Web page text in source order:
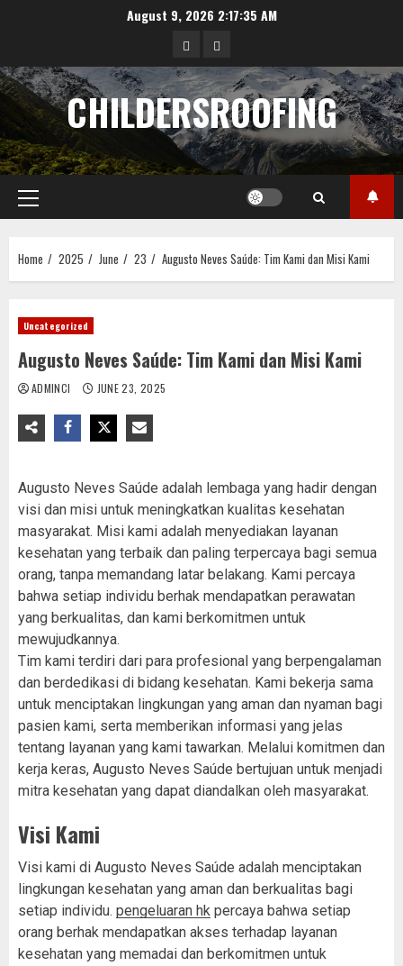
August 9, 2026 2:17:35 AM
data
hongkong
angka
pengeluaran
sgp
CHILDERSROOFING
Primary
Menu
Home 2025 June 23 Augusto Neves Saúde: Tim Kami dan Misi Kami
Uncategorized
Augusto Neves Saúde: Tim Kami dan Misi Kami
ADMINCI JUNE 23, 2025
Augusto Neves Saúde adalah lembaga yang hadir dengan
visi dan misi untuk meningkatkan kualitas kesehatan
masyarakat. Misi kami adalah menyediakan layanan
kesehatan yang terbaik dan paling terpercaya bagi semua
orang, tanpa memandang latar belakang. Kami percaya
bahwa setiap individu berhak mendapatkan perawatan
yang berkualitas, dan kami berkomitmen untuk
mewujudkannya.
Tim kami terdiri dari para profesional yang berpengalaman
dan berdedikasi di bidang kesehatan. Kami bekerja sama
untuk menciptakan lingkungan yang aman dan nyaman bagi
pasien kami, serta memberikan informasi yang jelas
tentang layanan yang kami tawarkan. Melalui komitmen dan
kerja keras, Augusto Neves Saúde bertujuan untuk menjadi
mitra kesehatan yang dapat diandalkan oleh masyarakat.
Visi Kami
Visi kami di Augusto Neves Saúde adalah menciptakan
lingkungan kesehatan yang aman dan berkualitas bagi
setiap individu. pengeluaran hk percaya bahwa setiap
orang berhak mendapatkan akses terhadap layanan
kesehatan yang memadai dan berkomitmen untuk